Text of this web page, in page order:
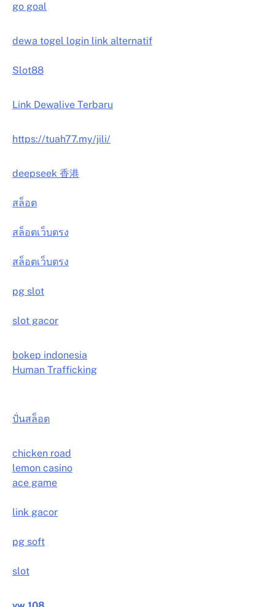
go goal
dewa togel login link alternatif
Slot88
Link Dewalive Terbaru
https://tuah77.my/jili/
deepseek 香港
สล็อต
สล็อตเว็บตรง
สล็อตเว็บตรง
pg slot
slot gacor
bokep indonesia
Human Trafficking
ปั่นสล็อต
chicken road
lemon casino
ace game
link gacor
pg soft
slot